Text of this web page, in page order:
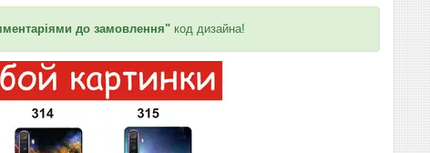
до замовлення"код дизайна!